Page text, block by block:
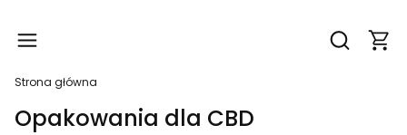
Otwórz
Strona główna
Opakowania dla CBD